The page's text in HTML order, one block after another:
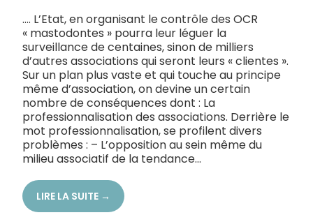
…. L’Etat, en organisant le contrôle des OCR
« mastodontes » pourra leur léguer la
surveillance de centaines, sinon de milliers
d’autres associations qui seront leurs « clientes ».
Sur un plan plus vaste et qui touche au principe
même d’association, on devine un certain
nombre de conséquences dont : La
professionnalisation des associations. Derrière le
mot professionnalisation, se profilent divers
problèmes : – L’opposition au sein même du
milieu associatif de la tendance...
LIRE LA SUITE →